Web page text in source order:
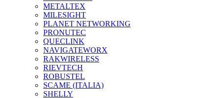
METALTEX
MILESIGHT
PLANET NETWORKING
PRONUTEC
QUECLINK
NAVIGATEWORX
RAKWIRELESS
RIEVTECH
ROBUSTEL
SCAME (ITALIA)
SHELLY